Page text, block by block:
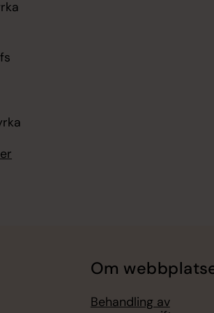
Om
Behandling av